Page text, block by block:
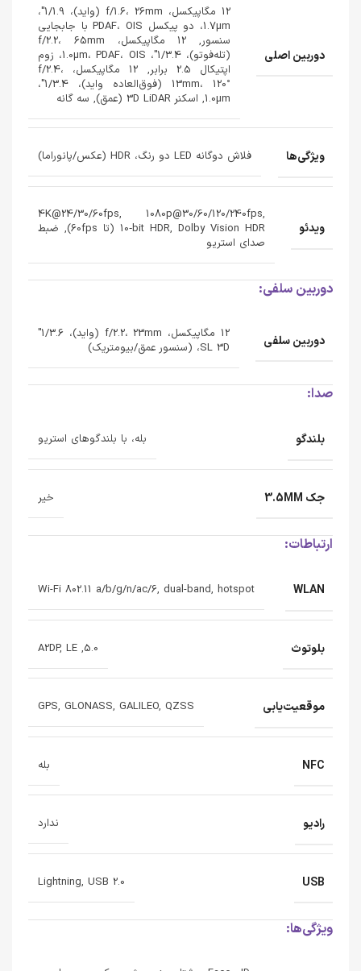
دوربین اصلی
12 مگاپیکسل، f/1.6، 26mm (واید)، 1/1.9"،
1.7µm، دو پیکسل PDAF، OIS با جابجایی
سنسور, 12 مگاپیکسل، f/2.2، 65mm
(تله‌فوتو)، 1/3.4"، 1.0µm، PDAF، OIS، زوم
اپتیکال 2.5 برابر, 12 مگاپیکسل، f/2.4،
13mm، 120° (فوق‌العاده واید)، 1/3.4"،
1.0µm, اسکنر 3D LiDAR (عمق), سه گانه
ویژگی‌ها فلاش دوگانه LED دو رنگ، HDR (عکس/پانوراما)
ویدئو
4K@24/30/60fps, 1080p@30/60/120/240fps,
10‑bit HDR, Dolby Vision HDR (تا 60fps), ضبط
صدای استریو
دوربین سلفی:
دوربین سلفی
12 مگاپیکسل، f/2.2، 23mm (واید)، 1/3.6"
SL 3D، (سنسور عمق/بیومتریک)
صدا:
بلندگو بله، با بلندگوهای استریو
جک 3.5MM خیر
ارتباطات:
WLAN
Wi-Fi 802.11 a/b/g/n/ac/6, dual-band, hotspot
بلوتوث 5.0, A2DP, LE
موقعیت‌یابی GPS, GLONASS, GALILEO, QZSS
NFC بله
رادیو ندارد
USB
Lightning, USB 2.0
ویژگی‌ها: